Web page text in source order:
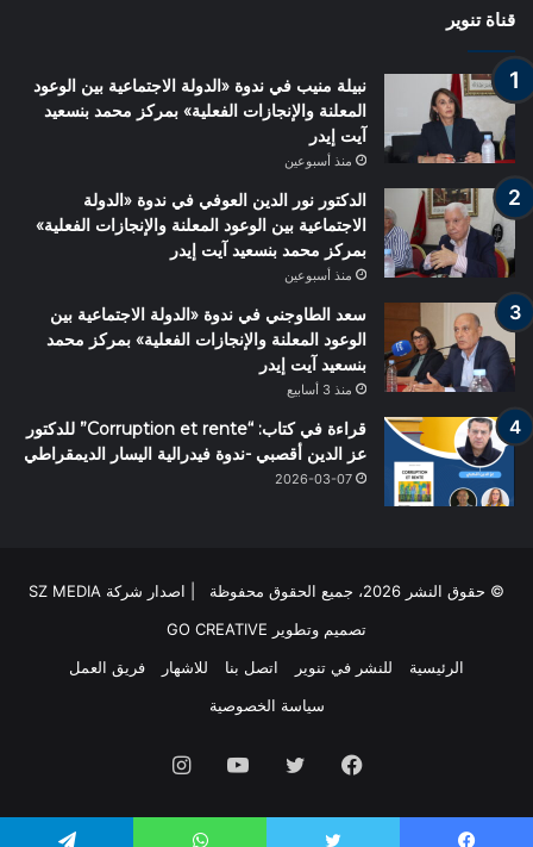
قناة تنوير
نبيلة منيب في ندوة «الدولة الاجتماعية بين الوعود
المعلنة والإنجازات الفعلية» بمركز محمد بنسعيد
آيت إيدر
منذ أسبوعين
الدكتور نور الدين العوفي في ندوة «الدولة
الاجتماعية بين الوعود المعلنة والإنجازات الفعلية»
بمركز محمد بنسعيد آيت إيدر
منذ أسبوعين
سعد الطاوجني في ندوة «الدولة الاجتماعية بين
الوعود المعلنة والإنجازات الفعلية» بمركز محمد
بنسعيد آيت إيدر
منذ 3 أسابيع
قراءة في كتاب: “Corruption et rente” للدكتور
عز الدين أقصبي -ندوة فيدرالية اليسار الديمقراطي
2026-03-07
© حقوق النشر 2026، جميع الحقوق محفوظة | اصدار شركة SZ MEDIA
تصميم وتطوير GO CREATIVE
الرئيسية
للنشر في تنوير اتصل بنا للاشهار
فريق العمل
سياسة الخصوصية
فيسبوك تويتر يوتيوب